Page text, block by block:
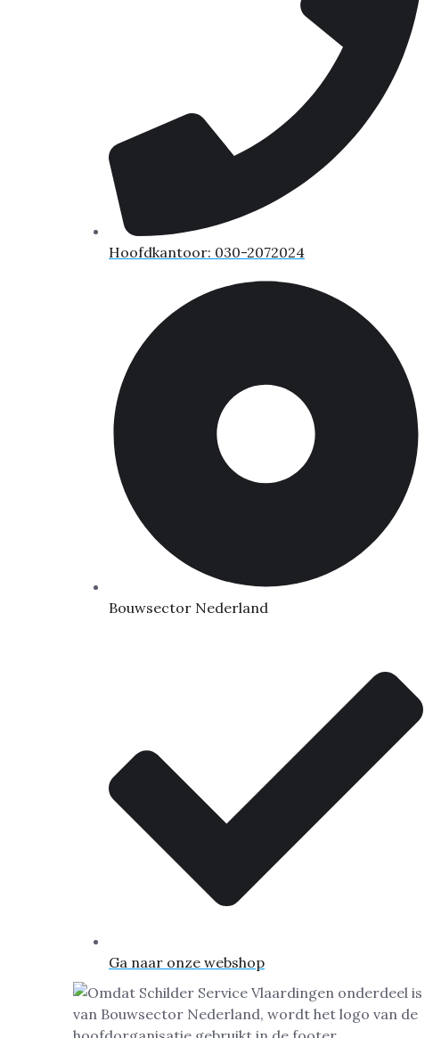
Hoofdkantoor: 030-2072024
Bouwsector Nederland
Ga naar onze webshop